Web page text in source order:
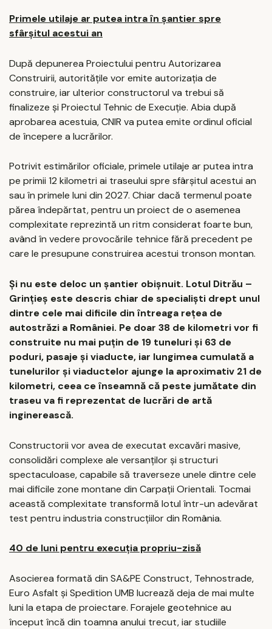
Primele utilaje ar putea intra în șantier spre
sfârșitul acestui an
După depunerea Proiectului pentru Autorizarea
Construirii, autoritățile vor emite autorizația de
construire, iar ulterior constructorul va trebui să
finalizeze și Proiectul Tehnic de Execuție. Abia după
aprobarea acestuia, CNIR va putea emite ordinul oficial
de începere a lucrărilor.
Potrivit estimărilor oficiale, primele utilaje ar putea intra
pe primii 12 kilometri ai traseului spre sfârșitul acestui an
sau în primele luni din 2027. Chiar dacă termenul poate
părea îndepărtat, pentru un proiect de o asemenea
complexitate reprezintă un ritm considerat foarte bun,
având în vedere provocările tehnice fără precedent pe
care le presupune construirea acestui tronson montan.
Și nu este deloc un șantier obișnuit. Lotul Ditrău –
Grințieș este descris chiar de specialiști drept unul
dintre cele mai dificile din întreaga rețea de
autostrăzi a României. Pe doar 38 de kilometri vor fi
construite nu mai puțin de 19 tuneluri și 63 de
poduri, pasaje și viaducte, iar lungimea cumulată a
tunelurilor și viaductelor ajunge la aproximativ 21 de
kilometri, ceea ce înseamnă că peste jumătate din
traseu va fi reprezentat de lucrări de artă
inginerească.
Constructorii vor avea de executat excavări masive,
consolidări complexe ale versanților și structuri
spectaculoase, capabile să traverseze unele dintre cele
mai dificile zone montane din Carpații Orientali. Tocmai
această complexitate transformă lotul într-un adevărat
test pentru industria construcțiilor din România.
40 de luni pentru execuția propriu-zisă
Asocierea formată din SA&PE Construct, Tehnostrade,
Euro Asfalt și Spedition UMB lucrează deja de mai multe
luni la etapa de proiectare. Forajele geotehnice au
început încă din toamna anului trecut, iar studiile